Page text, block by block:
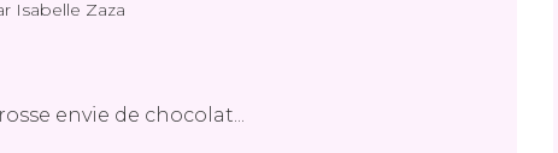
Isabelle Zaza
envie de chocolat...